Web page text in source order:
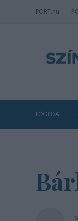
PORT.hu
FŐOLDAL